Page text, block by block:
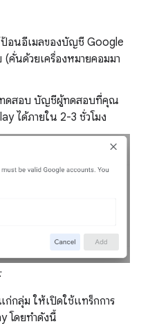
อนอีเมลของบัญชี Google
นด้วยเครื่องหมายคอมมา
ดสอบ บัญชีผู้ทดสอบที่คุณ
ได้ภายใน 2-3 ชั่วโมง
:
ก่กลุ่ม ให้เปิดใช้แทร็กการ
โดยทำดังนี้